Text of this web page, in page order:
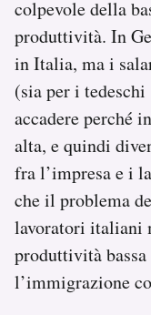
colpevole della
produttività. In
in Italia, ma i
(sia per i
accadere perché
alta, e quindi
fra l’impresa e i
che il problema
lavoratori italiani
produttività bassa
l’immigrazione